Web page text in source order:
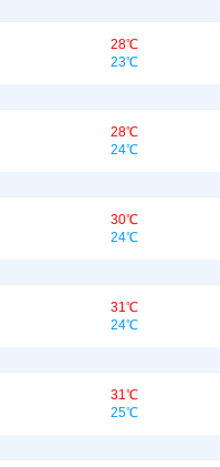
28℃
23℃
28℃
24℃
30℃
24℃
31℃
24℃
31℃
25℃